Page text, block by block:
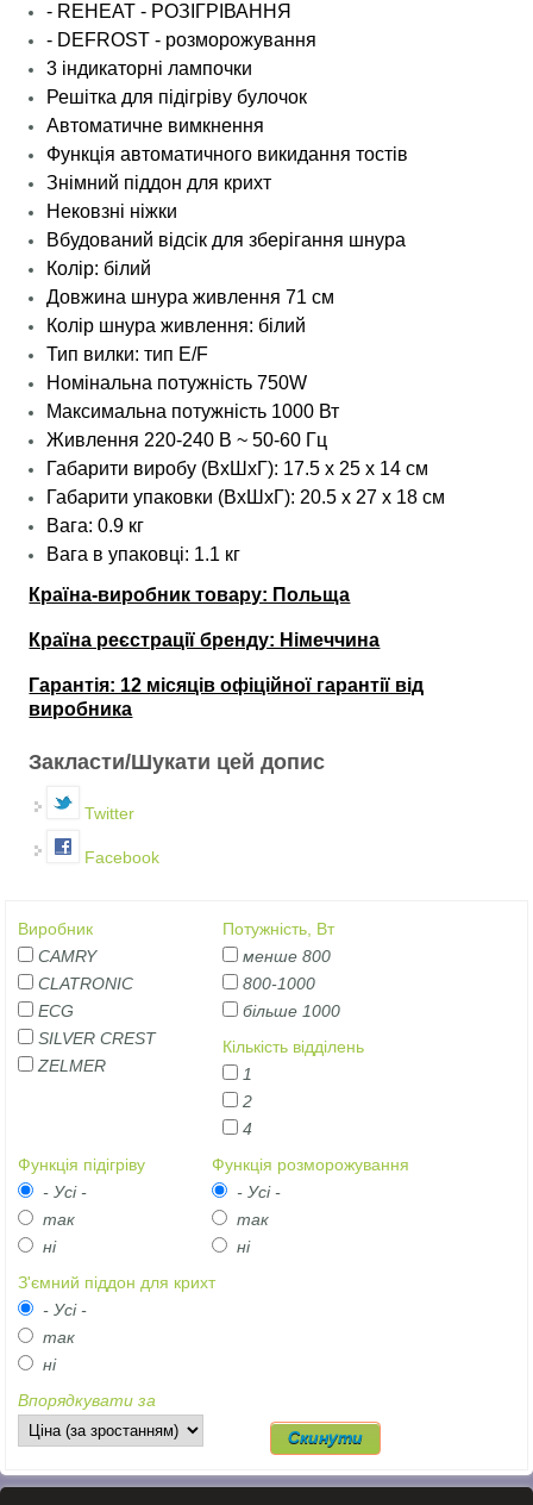
- REHEAT - РОЗІГРІВАННЯ
- DEFROST - розморожування
3 індикаторні лампочки
Решітка для підігріву булочок
Автоматичне вимкнення
Функція автоматичного викидання тостів
Знімний піддон для крихт
Нековзні ніжки
Вбудований відсік для зберігання шнура
Колір: білий
Довжина шнура живлення 71 см
Колір шнура живлення: білий
Тип вилки: тип E/F
Номінальна потужність 750W
Максимальна потужність 1000 Вт
Живлення 220-240 В ~ 50-60 Гц
Габарити виробу (ВхШхГ): 17.5 х 25 х 14 см
Габарити упаковки (ВхШхГ): 20.5 х 27 х 18 см
Вага: 0.9 кг
Вага в упаковці: 1.1 кг
Країна-виробник товару: Польща
Країна реєстрації бренду: Німеччина
Гарантія: 12 місяців офіційної гарантії від
виробника
Закласти/Шукати цей допис
Twitter
Facebook
Виробник
CAMRY
CLATRONIC
ECG
SILVER CREST
ZELMER
Потужність, Вт
менше 800
800-1000
більше 1000
Кількість відділень
1
2
4
Функція підігріву
- Усі -
так
ні
Функція розморожування
- Усі -
так
ні
З'ємний піддон для крихт
- Усі -
так
ні
Впорядкувати за